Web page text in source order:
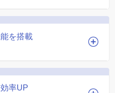
を搭載
率UP